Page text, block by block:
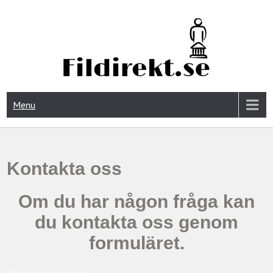
FIDIREKT.SE
Menu
Kontakta oss
Om du har någon fråga kan
du kontakta oss genom
formuläret.